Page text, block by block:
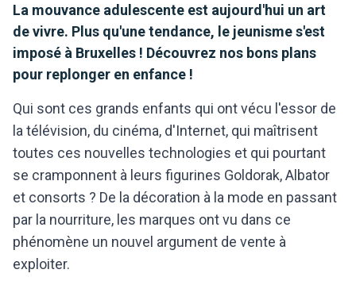
La mouvance adulescente est aujourd'hui un art
de vivre. Plus qu'une tendance, le jeunisme s'est
imposé à Bruxelles ! Découvrez nos bons plans
pour replonger en enfance !
Qui sont ces grands enfants qui ont vécu l'essor de
la télévision, du cinéma, d'Internet, qui maîtrisent
toutes ces nouvelles technologies et qui pourtant
se cramponnent à leurs figurines Goldorak, Albator
et consorts ? De la décoration à la mode en passant
par la nourriture, les marques ont vu dans ce
phénomène un nouvel argument de vente à
exploiter.